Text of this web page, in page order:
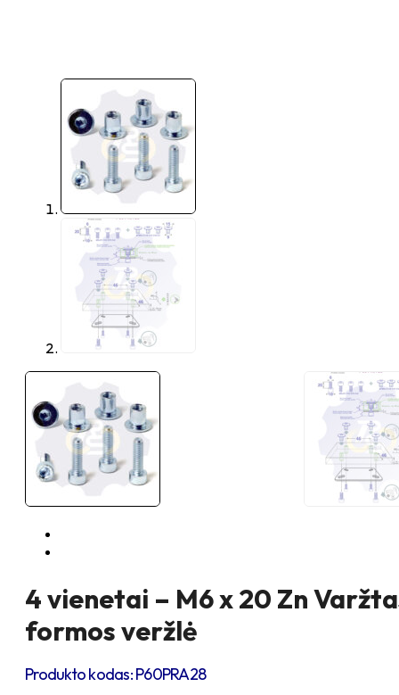
4 vienetai – M6 x 20 Zn
formos veržlė
Produkto kodas:P60PRA28